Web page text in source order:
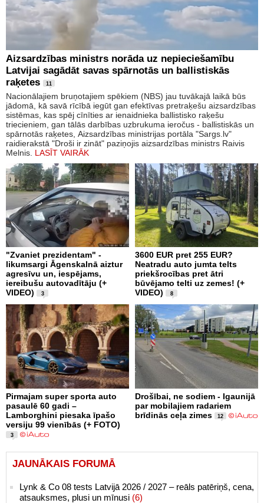
Aizsardzības ministrs norāda uz nepieciešamību
Latvijai sagādāt savas spārnotās un ballistiskās
raķetes
11
Nacionālajiem bruņotajiem spēkiem (NBS) jau tuvākajā laikā būs
jādomā, kā savā rīcībā iegūt gan efektīvas pretraķešu aizsardzības
sistēmas, kas spēj cīnīties ar ienaidnieka ballistisko raķešu
triecieniem, gan tālās darbības uzbrukuma ieročus - ballistiskās un
spārnotās raķetes, Aizsardzības ministrijas portāla "Sargs.lv"
raidierakstā "Droši ir zināt" paziņojis aizsardzības ministrs Raivis
Melnis. LASĪT VAIRĀK
"Zvaniet prezidentam" -
likumsargi Āgenskalnā aiztur
agresīvu un, iespējams,
iereibušu autovadītāju (+
VIDEO)
3
3600 EUR pret 255 EUR?
Neatradu auto jumta telts
priekšrocības pret ātri
būvējamo telti uz zemes! (+
VIDEO)
8
Pirmajam super sporta auto
pasaulē 60 gadi –
Lamborghini piesaka īpašo
versiju 99 vienībās (+ FOTO)
3
Drošībai, ne sodiem - Igaunijā
par mobilajiem radariem
brīdinās ceļa zimes
12
JAUNĀKAIS FORUMĀ
Lynk & Co 08 tests Latvijā 2026 / 2027 – reāls patēriņš, cena,
atsauksmes, plusi un mīnusi (6)